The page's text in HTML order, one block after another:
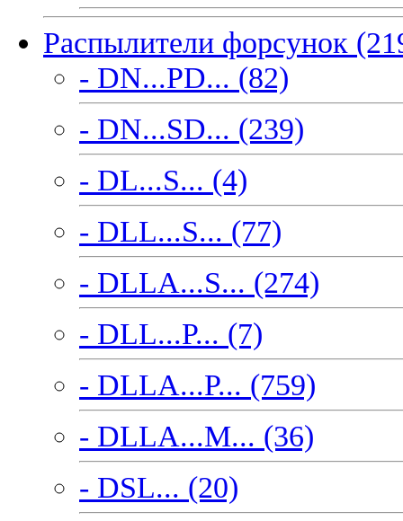
Распылители форсунок
- DN...PD... (82)
- DN...SD... (239)
- DL...S... (4)
- DLL...S... (77)
- DLLA...S... (274)
- DLL...P... (7)
- DLLA...P... (759)
- DLLA...M... (36)
- DSL... (20)